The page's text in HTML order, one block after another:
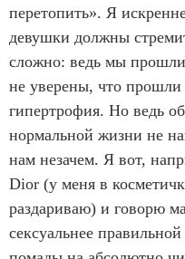
перетопить». Я
девушки должны
сложно: ведь мы
не уверены, что прошли
гипертрофия. Но ведь
нормальной жизни не
нам незачем. Я вот,
Dior (у меня в
раздариваю) и говорю
сексуальнее